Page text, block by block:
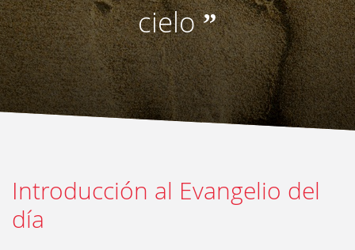
cielo”
Introducción al Evangelio del
día